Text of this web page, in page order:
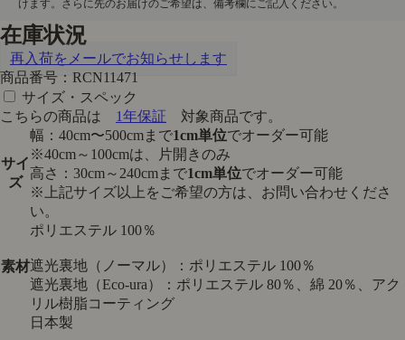
在庫状況
再入荷をメールでお知らせします
商品番号：RCN11471
サイズ・スペック
こちらの商品は 1年保証 対象商品です。
サイ
ズ
幅：40cm〜500cmまで1cm単位でオーダー可能
※40cm～100cmは、片開きのみ
高さ：30cm～240cmまで1cm単位でオーダー可能
※上記サイズ以上をご希望の方は、お問い合わせくださ
い。
素材
ポリエステル 100％
遮光裏地（ノーマル）：ポリエステル 100％
遮光裏地（Eco-ura）：ポリエステル 80％、綿 20％、アク
リル樹脂コーティング
日本製